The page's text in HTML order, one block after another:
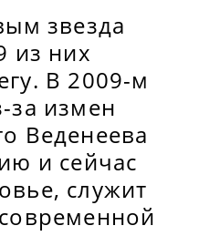
звезда
из них
В 2009-м
за измен
Веденеева
и сейчас
служит